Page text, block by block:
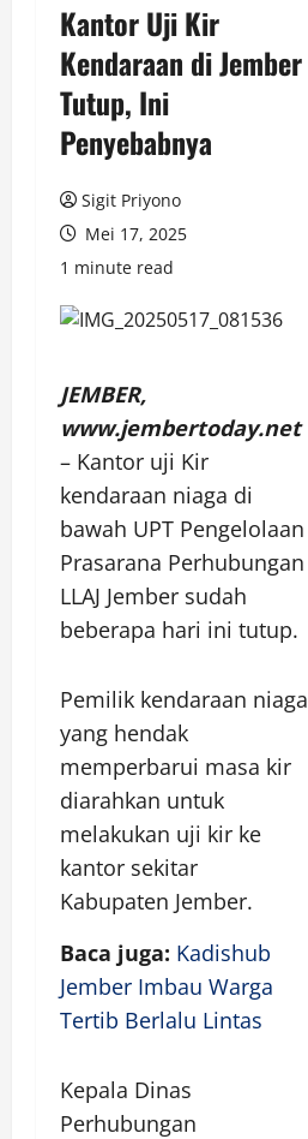
Kantor Uji Kir
Kendaraan di Jember
Tutup, Ini
Penyebabnya
Sigit Priyono
Mei 17, 2025
1 minute read
JEMBER,
www.jembertoday.net
– Kantor uji Kir
kendaraan niaga di
bawah UPT Pengelolaan
Prasarana Perhubungan
LLAJ Jember sudah
beberapa hari ini tutup.
Pemilik kendaraan niaga
yang hendak
memperbarui masa kir
diarahkan untuk
melakukan uji kir ke
kantor sekitar
Kabupaten Jember.
Baca juga: Kadishub
Jember Imbau Warga
Tertib Berlalu Lintas
Kepala Dinas
Perhubungan